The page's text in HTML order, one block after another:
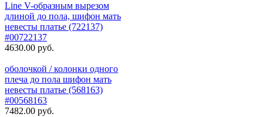
Line V-образным вырезом
длиной до пола, шифон мать
невесты платье (722137)
#00722137
4630.00 руб.
оболочкой / колонки одного
плеча до пола шифон мать
невесты платье (568163)
#00568163
7482.00 руб.